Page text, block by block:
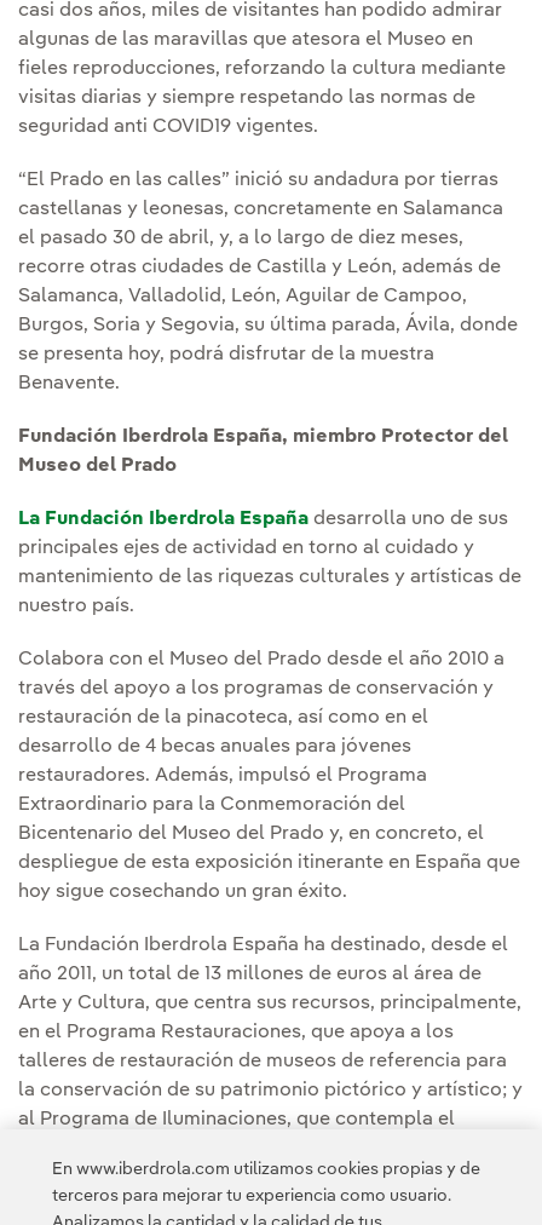
casi dos años, miles de visitantes han podido admirar
algunas de las maravillas que atesora el Museo en
fieles reproducciones, reforzando la cultura mediante
visitas diarias y siempre respetando las normas de
seguridad anti COVID19 vigentes.
“El Prado en las calles” inició su andadura por tierras
castellanas y leonesas, concretamente en Salamanca
el pasado 30 de abril, y, a lo largo de diez meses,
recorre otras ciudades de Castilla y León, además de
Salamanca, Valladolid, León, Aguilar de Campoo,
Burgos, Soria y Segovia, su última parada, Ávila, donde
se presenta hoy, podrá disfrutar de la muestra
Benavente.
Fundación Iberdrola España, miembro Protector del
Museo del Prado
La Fundación Iberdrola España desarrolla uno de sus
principales ejes de actividad en torno al cuidado y
mantenimiento de las riquezas culturales y artísticas de
nuestro país.
Colabora con el Museo del Prado desde el año 2010 a
través del apoyo a los programas de conservación y
restauración de la pinacoteca, así como en el
desarrollo de 4 becas anuales para jóvenes
restauradores. Además, impulsó el Programa
Extraordinario para la Conmemoración del
Bicentenario del Museo del Prado y, en concreto, el
despliegue de esta exposición itinerante en España que
hoy sigue cosechando un gran éxito.
La Fundación Iberdrola España ha destinado, desde el
año 2011, un total de 13 millones de euros al área de
Arte y Cultura, que centra sus recursos, principalmente,
en el Programa Restauraciones, que apoya a los
talleres de restauración de museos de referencia para
la conservación de su patrimonio pictórico y artístico; y
al Programa de Iluminaciones, que contempla el
iluminación artística en edificios singulares y
monumentos.
En www.iberdrola.com utilizamos cookies propias y de
terceros para mejorar tu experiencia como usuario.